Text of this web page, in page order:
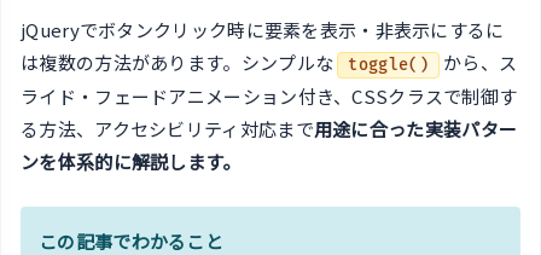
ス
タ
jQueryでボタンクリック時に要素を表示・非表示にするに
は複数の方法があります。シンプルな toggle()
から、ス
ライド・フェードアニメーション付き、CSSクラスで制御す
る方法、アクセシビリティ対応まで用途に合った実装パター
ンを体系的に解説します。
この記事でわかること